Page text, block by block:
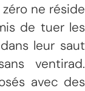
ne réside
de tuer les
leur saut
ventirad.
avec des